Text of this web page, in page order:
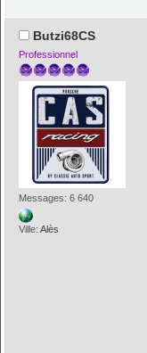
Butzi68CS
Professionnel
Messages: 6 640
Ville:Alès